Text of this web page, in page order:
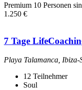
Premium 10 Personen
1.250 €
7 Tage
Playa Talamanca, Ibiza-
12 Teilnehmer
Soul